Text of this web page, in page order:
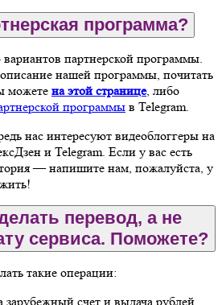
программа?
вариантов партнерской программы.
нашей программы, почитать
можете на этой странице, либо
программы в Telegram.
нас интересуют видеоблоггеры на
и Telegram. Если у вас есть
— напишите нам, пожалуйста, у
перевод, а не
сервиса. Поможете?
такие операции:
зарубежный счет и выдача рублей